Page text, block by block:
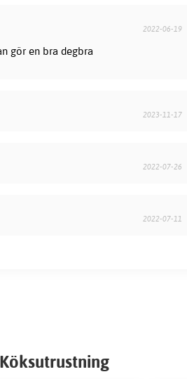
2022-06-19
gör en bra degbra
2023-11-17
2022-07-26
2022-07-11